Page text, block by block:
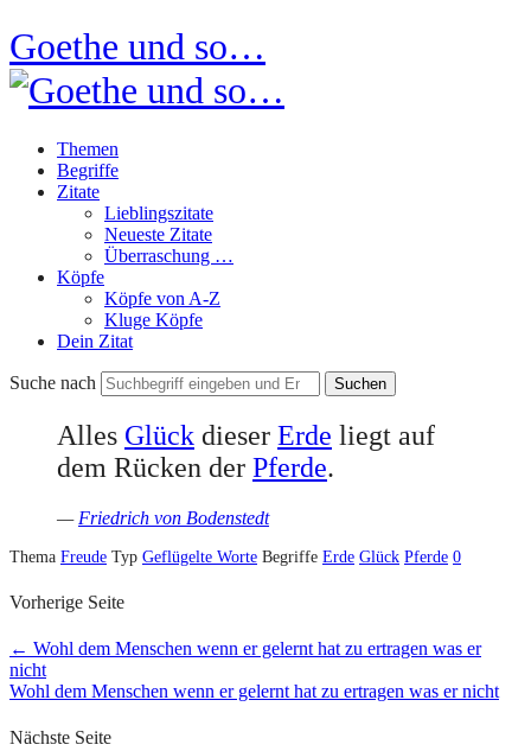
Goethe und so…
Themen
Begriffe
Zitate
Lieblingszitate
Neueste Zitate
Überraschung …
Köpfe
Köpfe von A-Z
Kluge Köpfe
Dein Zitat
Suche nach
Alles Glück dieser Erde liegt auf
dem Rücken der Pferde.
— Friedrich von Bodenstedt
Thema Freude Typ Geflügelte Worte Begriffe Erde Glück Pferde 0
Vorherige Seite
← Wohl dem Menschen wenn er gelernt hat zu ertragen was er
nicht
Wohl dem Menschen wenn er gelernt hat zu ertragen was er nicht
Nächste Seite